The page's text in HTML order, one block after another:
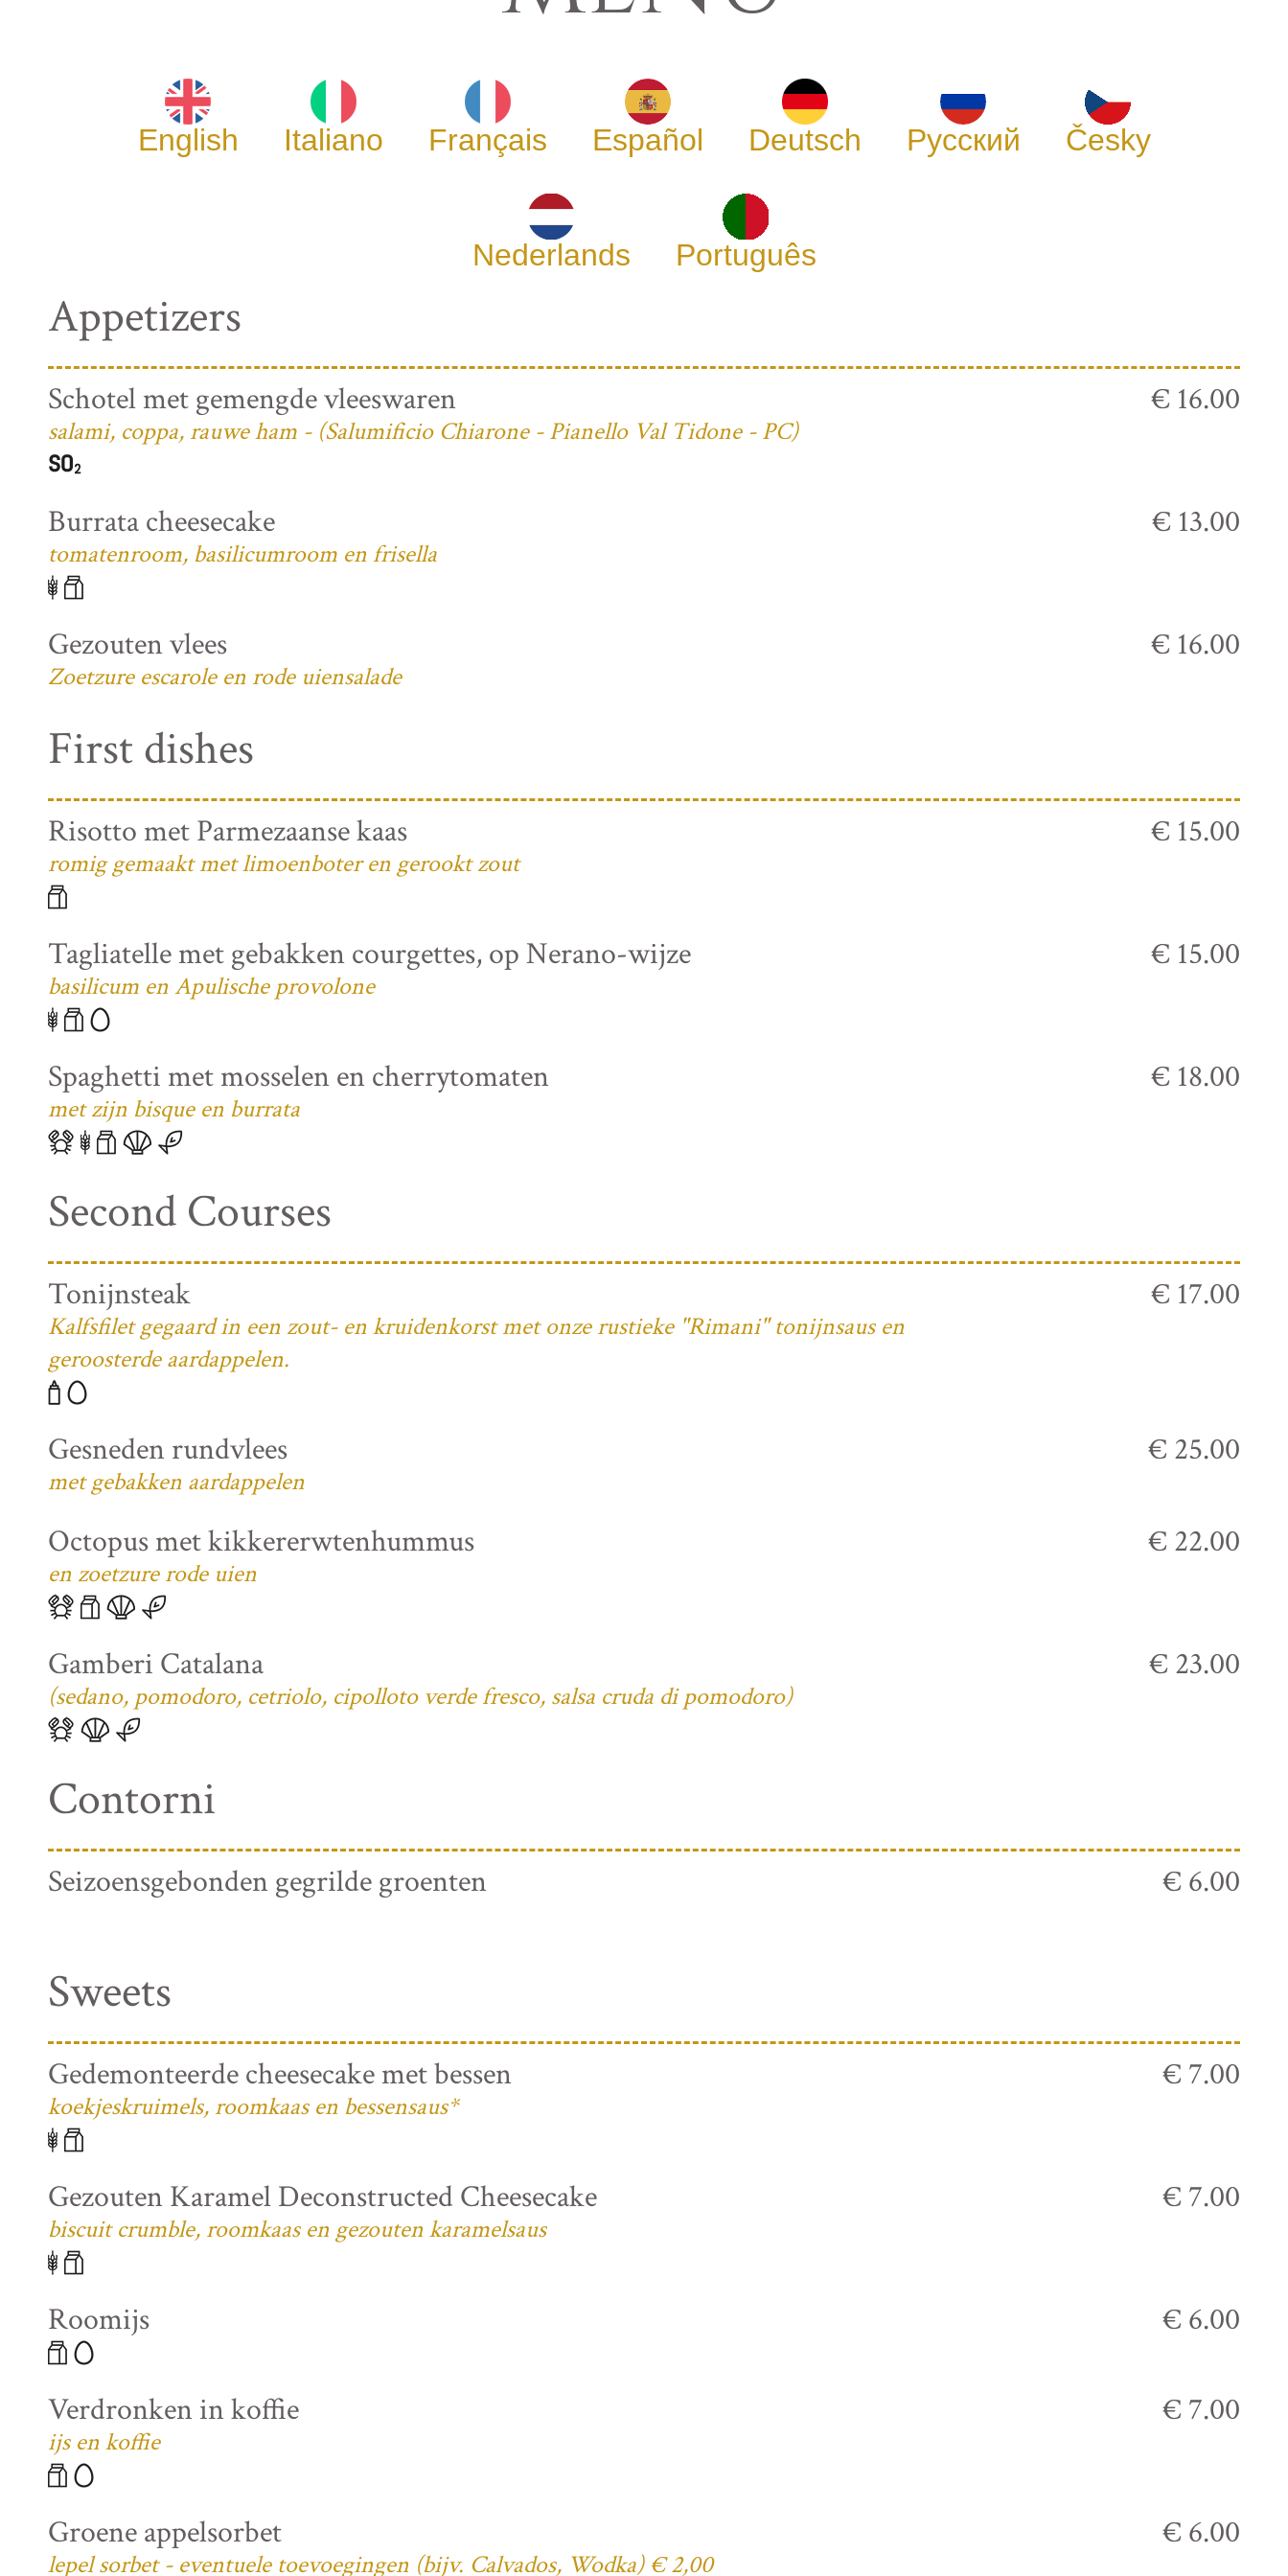
English Italiano Français Español Deutsch Русский Česky
Nederlands Português
Appetizers
Schotel met gemengde vleeswaren
salami, coppa, rauwe ham - (Salumificio Chiarone - Pianello Val Tidone - PC)
€ 16.00
Burrata cheesecake
tomatenroom, basilicumroom en frisella
€ 13.00
Gezouten vlees
Zoetzure escarole en rode uiensalade
€ 16.00
First dishes
Risotto met Parmezaanse kaas
romig gemaakt met limoenboter en gerookt zout
€ 15.00
Tagliatelle met gebakken courgettes, op Nerano-wijze
basilicum en Apulische provolone
€ 15.00
Spaghetti met mosselen en cherrytomaten
met zijn bisque en burrata
€ 18.00
Second Courses
Tonijnsteak
Kalfsfilet gegaard in een zout- en kruidenkorst met onze rustieke "Rimani" tonijnsaus en
geroosterde aardappelen.
€ 17.00
Gesneden rundvlees
met gebakken aardappelen
€ 25.00
Octopus met kikkererwtenhummus
en zoetzure rode uien
€ 22.00
Gamberi Catalana
(sedano, pomodoro, cetriolo, cipolloto verde fresco, salsa cruda di pomodoro)
€ 23.00
Contorni
Seizoensgebonden gegrilde groenten € 6.00
Sweets
Gedemonteerde cheesecake met bessen
koekjeskruimels, roomkaas en bessensaus*
€ 7.00
Gezouten Karamel Deconstructed Cheesecake
biscuit crumble, roomkaas en gezouten karamelsaus
€ 7.00
Roomijs € 6.00
Verdronken in koffie
ijs en koffie
€ 7.00
Groene appelsorbet
lepel sorbet - eventuele toevoegingen (bijv. Calvados, Wodka) € 2,00
€ 6.00